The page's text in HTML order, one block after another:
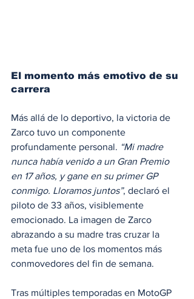
El momento más emotivo de su
carrera
Más allá de lo deportivo, la victoria de
Zarco tuvo un componente
profundamente personal. “Mi madre
nunca había venido a un Gran Premio
en 17 años, y gane en su primer GP
conmigo. Lloramos juntos”, declaró el
piloto de 33 años, visiblemente
emocionado. La imagen de Zarco
abrazando a su madre tras cruzar la
meta fue uno de los momentos más
conmovedores del fin de semana.
Tras múltiples temporadas en MotoGP